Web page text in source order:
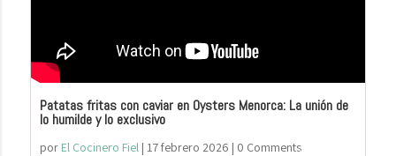
Patatas fritas con caviar en Oysters Menorca: La unión de
lo humilde y lo exclusivo
por El Cocinero Fiel| 17 febrero 2026 | 0 Comments